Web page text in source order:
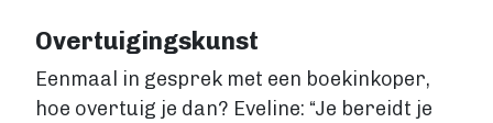
Overtuigingskunst
Eenmaal in gesprek met een boekinkoper,
hoe overtuig je dan? Eveline: “Je bereidt je